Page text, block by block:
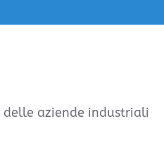
aziende industriali